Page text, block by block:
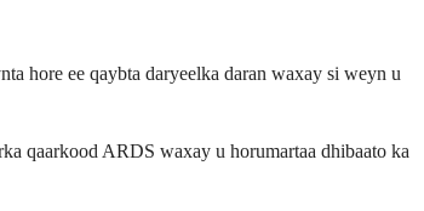
hore ee qaybta daryeelka daran waxay si weyn u
qaarkood ARDS waxay u horumartaa dhibaato ka